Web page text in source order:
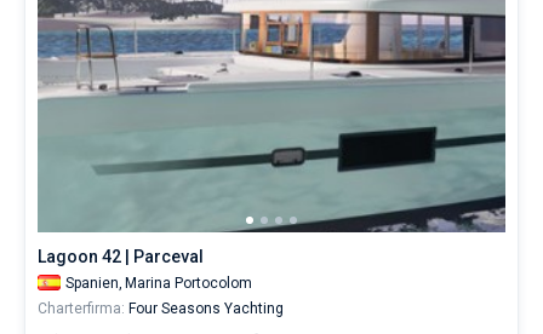
Lagoon 42 | Parceval
Spanien, Marina Portocolom
Charterfirma: Four Seasons Yachting